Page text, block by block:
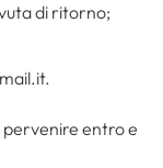
di ritorno;
entro e